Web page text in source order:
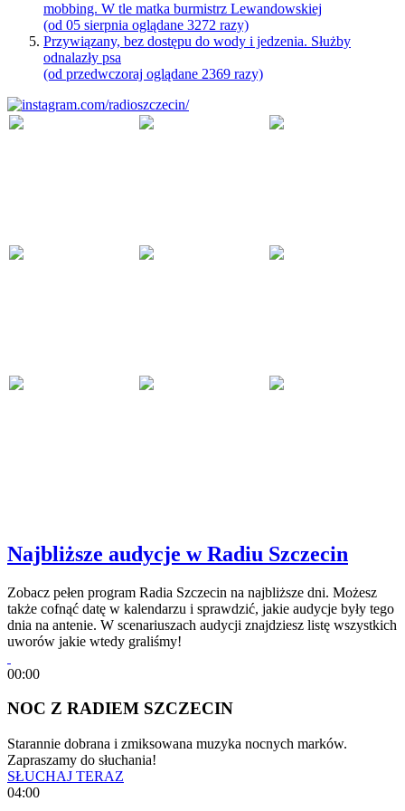
mobbing. W tle matka burmistrz Lewandowskiej
(od 05 sierpnia oglądane 3272 razy)
Przywiązany, bez dostępu do wody i jedzenia. Służby
odnalazły psa
(od przedwczoraj oglądane 2369 razy)
Najbliższe audycje w Radiu Szczecin
Zobacz pełen program Radia Szczecin na najbliższe dni. Możesz
także cofnąć datę w kalendarzu i sprawdzić, jakie audycje były tego
dnia na antenie. W scenariuszach audycji znajdziesz listę wszystkich
uworów jakie wtedy graliśmy!
00:00
NOC Z RADIEM SZCZECIN
Starannie dobrana i zmiksowana muzyka nocnych marków.
Zapraszamy do słuchania!
SŁUCHAJ TERAZ
04:00